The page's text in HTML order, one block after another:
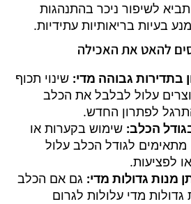
לשיפור ניכר בהתנהגות
בעיות בריאותיות עתידיות.
להאט את האכילה
גבוהה מדי: שינוי תכוף
עלול לבלבל את הכלב
לפתרון החדש.
הכלב: שימוש בקערות או
מתאימים לגודל הכלב עלול
לפציעות.
מנות גדולות מדי: גם אם הכלב
מדי עלולות לגרום